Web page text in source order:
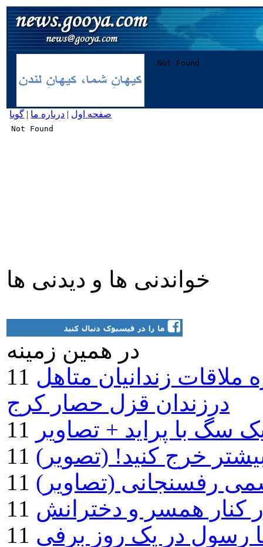
صفحه اول | درباره ما | گویا
خواندنی ها و دیدنی ها
در همين زمينه
زندانیان متاهل
درزندان قزل حصار کرج
سگ با پراید + تصاویر
رفسنجانی (تصاویر)
کنار همسر و دخترانش